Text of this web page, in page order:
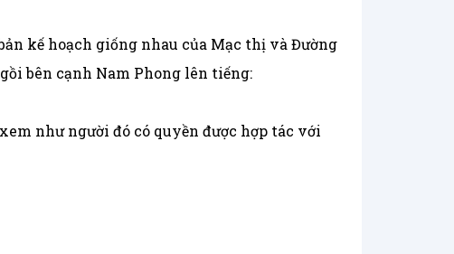
kế hoạch giống nhau của Mạc thị và Đường
bên cạnh Nam Phong lên tiếng:
như người đó có quyền được hợp tác với